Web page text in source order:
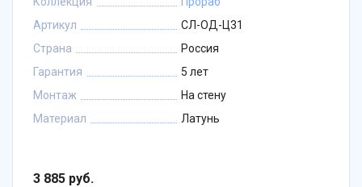
Артикул
СЛ-ОД-Ц31
Страна
Россия
Гарантия
5 лет
Монтаж
На стену
Материал
Латунь
3 885 руб.